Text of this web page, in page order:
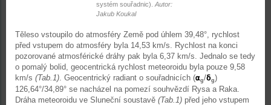
systém souřadnic). Autor:
Jakub Koukal
Těleso vstoupilo do atmosféry Země pod úhlem 39,48°, rychlost
před vstupem do atmosféry byla 14,53 km/s. Rychlost na konci
pozorované atmosférické dráhy pak byla 6,37 km/s. Jednalo se tedy
o pomalý bolid, geocentrická rychlost meteoroidu byla pouze 9,58
km/s (Tab.1). Geocentrický radiant o souřadnicích (αg/δg)
126,64°/34,89° se nacházel na pomezí souhvězdí Rysa a Raka.
Dráha meteoroidu ve Sluneční soustavě (Tab.1) před jeho vstupem